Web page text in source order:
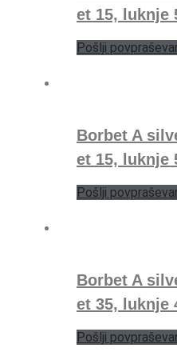
et 15, luknje
Pošlji
Borbet A
et 15, luknje
Pošlji
Borbet A
et 35, luknje
Pošlji